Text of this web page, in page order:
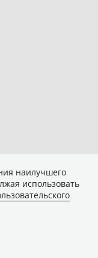
наилучшего
использовать